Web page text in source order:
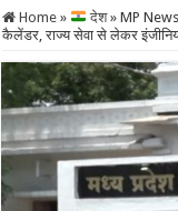
Home » देश » MP
कैलेंडर, राज्य सेवा से लेकर